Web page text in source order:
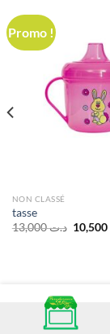
Promo !
NON CLASSÉ
tasse
د.ت13,000
Le
prix
10,500